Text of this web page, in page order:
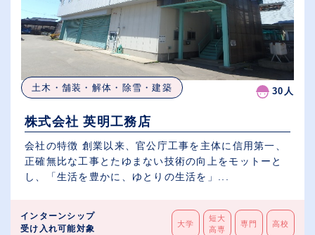
土木・舗装・解体・除雪・建築 30人
株式会社 英明工務店
会社の特徴 創業以来、官公庁工事を主体に信用第一、
正確無比な工事とたゆまない技術の向上をモットーと
し、「生活を豊かに、ゆとりの生活を」...
インターンシップ
受け入れ可能対象
大学
短大
高専
専門 高校